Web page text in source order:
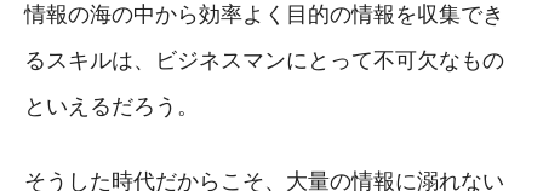
情報の海の中から効率よく目的の情報を収集でき
るスキルは、ビジネスマンにとって不可欠なもの
といえるだろう。
そうした時代だからこそ、大量の情報に溺れない